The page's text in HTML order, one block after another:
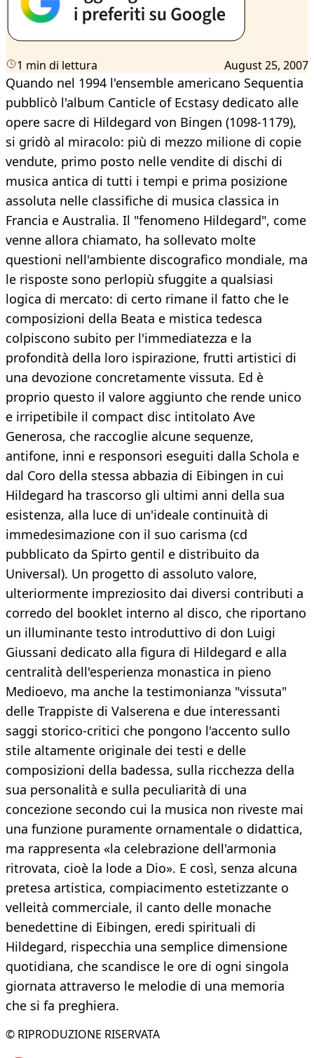
1 min di lettura August 25, 2007
Quando nel 1994 l'ensemble americano Sequentia
pubblicò l'album Canticle of Ecstasy dedicato alle
opere sacre di Hildegard von Bingen (1098-1179),
si gridò al miracolo: più di mezzo milione di copie
vendute, primo posto nelle vendite di dischi di
musica antica di tutti i tempi e prima posizione
assoluta nelle classifiche di musica classica in
Francia e Australia. Il "fenomeno Hildegard", come
venne allora chiamato, ha sollevato molte
questioni nell'ambiente discografico mondiale, ma
le risposte sono perlopiù sfuggite a qualsiasi
logica di mercato: di certo rimane il fatto che le
composizioni della Beata e mistica tedesca
colpiscono subito per l'immediatezza e la
profondità della loro ispirazione, frutti artistici di
una devozione concretamente vissuta. Ed è
proprio questo il valore aggiunto che rende unico
e irripetibile il compact disc intitolato Ave
Generosa, che raccoglie alcune sequenze,
antifone, inni e responsori eseguiti dalla Schola e
dal Coro della stessa abbazia di Eibingen in cui
Hildegard ha trascorso gli ultimi anni della sua
esistenza, alla luce di un'ideale continuità di
immedesimazione con il suo carisma (cd
pubblicato da Spirto gentil e distribuito da
Universal). Un progetto di assoluto valore,
ulteriormente impreziosito dai diversi contributi a
corredo del booklet interno al disco, che riportano
un illuminante testo introduttivo di don Luigi
Giussani dedicato alla figura di Hildegard e alla
centralità dell'esperienza monastica in pieno
Medioevo, ma anche la testimonianza "vissuta"
delle Trappiste di Valserena e due interessanti
saggi storico-critici che pongono l'accento sullo
stile altamente originale dei testi e delle
composizioni della badessa, sulla ricchezza della
sua personalità e sulla peculiarità di una
concezione secondo cui la musica non riveste mai
una funzione puramente ornamentale o didattica,
ma rappresenta «la celebrazione dell'armonia
ritrovata, cioè la lode a Dio». E così, senza alcuna
pretesa artistica, compiacimento estetizzante o
velleità commerciale, il canto delle monache
benedettine di Eibingen, eredi spirituali di
Hildegard, rispecchia una semplice dimensione
quotidiana, che scandisce le ore di ogni singola
giornata attraverso le melodie di una memoria
che si fa preghiera.
© RIPRODUZIONE RISERVATA